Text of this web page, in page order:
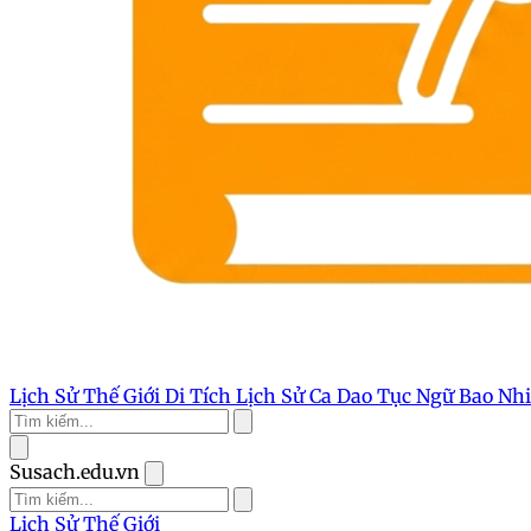
Lịch Sử Thế Giới Di Tích Lịch SửCa Dao Tục NgữBao
Susach.edu.vn
Lịch Sử Thế Giới